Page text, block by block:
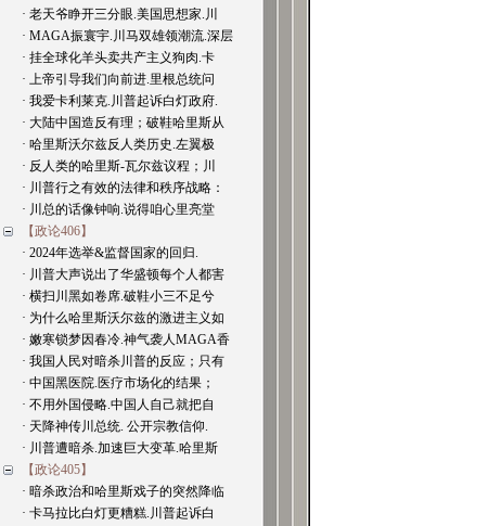
· 老天爷睁开三分眼.美国思想家.川
· MAGA振寰宇.川马双雄领潮流.深层
· 挂全球化羊头卖共产主义狗肉.卡
· 上帝引导我们向前进.里根总统问
· 我爱卡利莱克.川普起诉白灯政府.
· 大陆中国造反有理；破鞋哈里斯从
· 哈里斯沃尔兹反人类历史.左翼极
· 反人类的哈里斯-瓦尔兹议程；川
· 川普行之有效的法律和秩序战略：
· 川总的话像钟响.说得咱心里亮堂
【政论406】
· 2024年选举&监督国家的回归.
· 川普大声说出了华盛顿每个人都害
· 横扫川黑如卷席.破鞋小三不足兮
· 为什么哈里斯沃尔兹的激进主义如
· 嫩寒锁梦因春冷.神气袭人MAGA香
· 我国人民对暗杀川普的反应；只有
· 中国黑医院.医疗市场化的结果；
· 不用外国侵略.中国人自己就把自
· 天降神传川总统. 公开宗教信仰.
· 川普遭暗杀.加速巨大变革.哈里斯
【政论405】
· 暗杀政治和哈里斯戏子的突然降临
· 卡马拉比白灯更糟糕.川普起诉白